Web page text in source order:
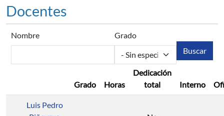
Docentes
Nombre Grado
Grado Horas
Dedicación
total
Interno
Luis Pedro